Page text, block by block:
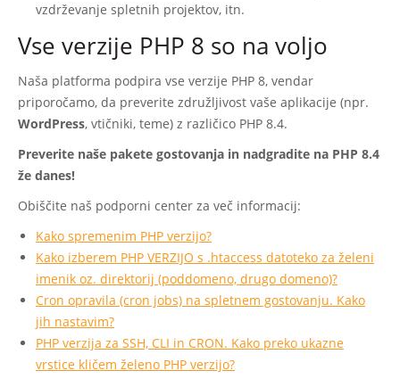
vzdrževanje spletnih projektov, itn.
Vse verzije PHP 8 so na voljo
Naša platforma podpira vse verzije PHP 8, vendar
priporočamo, da preverite združljivost vaše aplikacije (npr.
WordPress, vtičniki, teme) z različico PHP 8.4.
Preverite naše pakete gostovanja in nadgradite na PHP 8.4
že danes!
Obiščite naš podporni center za več informacij:
Kako spremenim PHP verzijo?
Kako izberem PHP VERZIJO s .htaccess datoteko za želeni
imenik oz. direktorij (poddomeno, drugo domeno)?
Cron opravila (cron jobs) na spletnem gostovanju. Kako
jih nastavim?
PHP verzija za SSH, CLI in CRON. Kako preko ukazne
vrstice kličem želeno PHP verzijo?